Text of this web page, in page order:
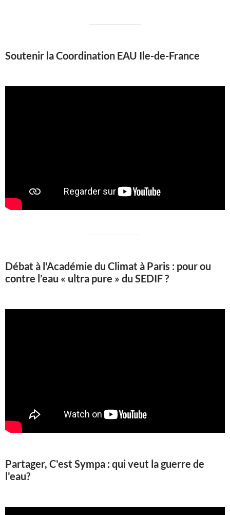
Soutenir la Coordination EAU Ile-de-France
Débat à l'Académie du Climat à Paris : pour ou
contre l’eau « ultra pure » du SEDIF ?
Partager, C'est Sympa : qui veut la guerre de
l'eau?